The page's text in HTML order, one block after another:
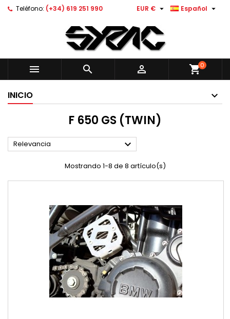
Teléfono: (+34) 619 251 990 Español 
EUR € 
   shopping_cart0
INICIO
F 650 GS (TWIN)
Relevancia 
Mostrando 1-8 de 8 artículo(s)